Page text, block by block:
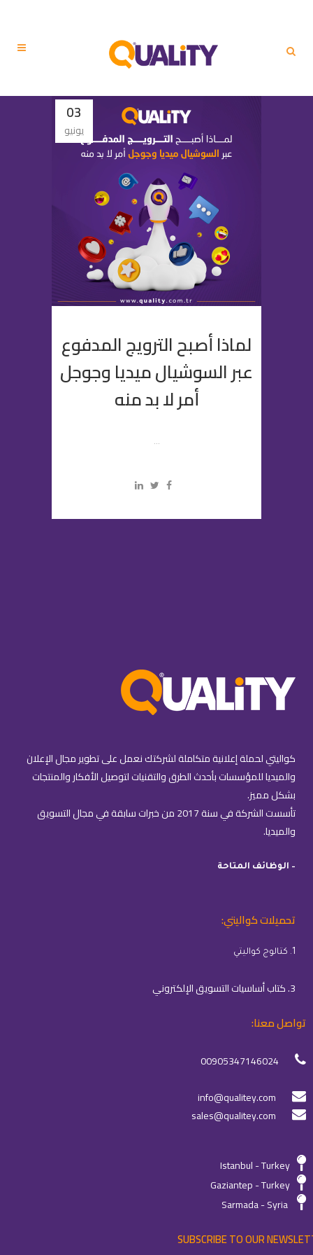
03
يونيو
لماذا أصبح الترويج المدفوع
عبر السوشيال ميديا وجوجل
أمر لا بد منه
...
كواليتي لحملة إعلانية متكاملة لشركتك نعمل على تطوير مجال الإعلان
والميديا للمؤسسات بأحدث الطرق والتقنيات لتوصيل الأفكار والمنتجات
بشكل مميز.
تأسست الشركة في سنة 2017 من خبرات سابقة في مجال التسويق
والميديا.
– الوظائف المتاحة
تحميلات كواليتي:
1. كتالوج كواليتي
3. كتاب أساسيات التسويق الإلكتروني
تواصل معنا:
00905347146024
info@qualitey.com
sales@qualitey.com
Istanbul - Turkey
Gaziantep - Turkey
Sarmada - Syria
SUBSCRIBE TO OUR